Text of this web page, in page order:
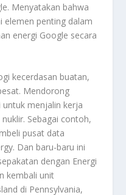
Menyatakan bahwa
elemen penting dalam
energi Google secara
kecerdasan buatan,
Mendorong
menjalin kerja
Sebagai contoh,
pusat data
Dan baru-baru ini
dengan Energi
kembali unit
di Pennsylvania,